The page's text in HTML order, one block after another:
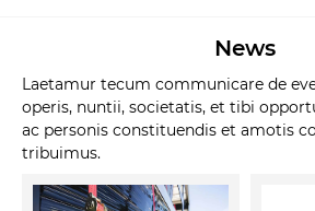
News
Laetamur tecum communicare de
operis, nuntii, societatis, et tibi
ac personis constituendis et amotis
tribuimus.